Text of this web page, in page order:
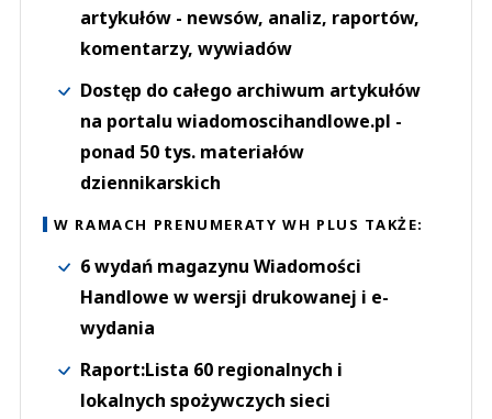
artykułów - newsów, analiz, raportów,
komentarzy, wywiadów
Dostęp do całego archiwum artykułów
na portalu wiadomoscihandlowe.pl -
ponad 50 tys. materiałów
dziennikarskich
W RAMACH PRENUMERATY WH PLUS TAKŻE:
6 wydań magazynu Wiadomości
Handlowe w wersji drukowanej i e-
wydania
Raport:Lista 60 regionalnych i
lokalnych spożywczych sieci